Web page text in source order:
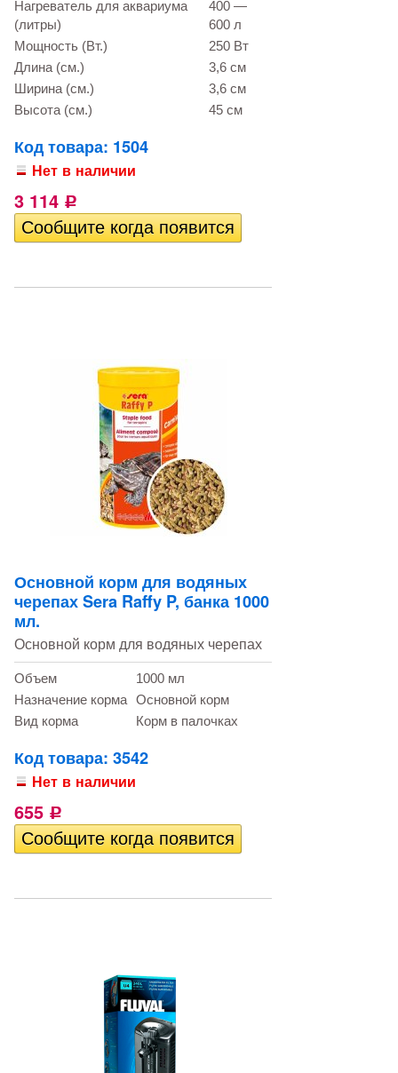
Нагреватель для аквариума
(литры)
400 —
600 л
Мощность (Вт.)
250 Вт
Длина (см.)
3,6 см
Ширина (см.)
3,6 см
Высота (см.)
45 см
Код товара: 1504
Нет в наличии
3 114 Р
Основной корм для водяных
черепах Sera Raffy P, банка 1000
мл.
Основной корм для водяных черепах
Объем
1000 мл
Назначение корма
Основной корм
Вид корма
Корм в палочках
Код товара: 3542
Нет в наличии
655 Р